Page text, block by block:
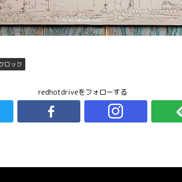
ロック
redhotdriveをフォローする